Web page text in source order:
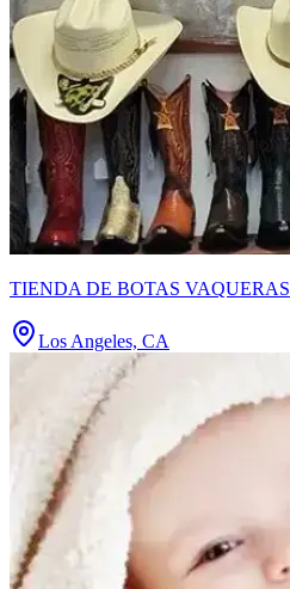
TIENDA DE BOTAS VAQUERAS
Los Angeles, CA